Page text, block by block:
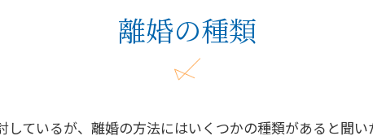
離婚の種類
しているが、離婚の方法にはいくつかの種類があると聞